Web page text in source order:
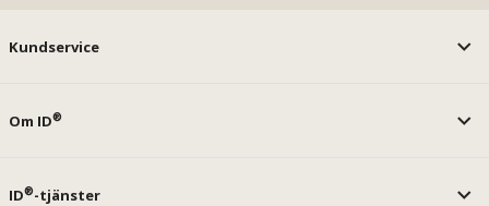
Kundservice
Om ID®
ID®-tjänster